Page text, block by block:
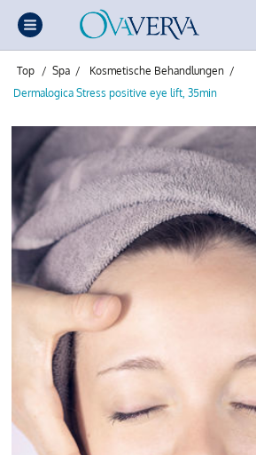
Top / Spa / Kosmetische Behandlungen /
Dermalogica Stress positive eye lift, 35min